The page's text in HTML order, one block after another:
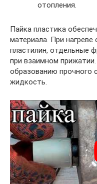
отопления.
Пайка пластика
материала. При нагреве
пластилин, отдельные
при взаимном
образованию прочного
жидкость.